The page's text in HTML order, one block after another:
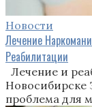
Новости
Лечение
Реабилитации
Лечение и
Новосибирске
проблема для